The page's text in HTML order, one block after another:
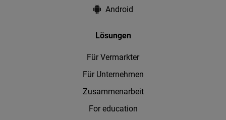
Android
Lösungen
Für Vermarkter
Für Unternehmen
Zusammenarbeit
For education